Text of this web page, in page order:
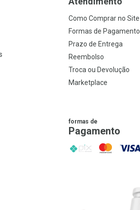
Como Comprar no Site
Formas de Pagamento
Prazo de Entrega
Reembolso
Troca ou Devolução
Marketplace
formas de
Pagamento
PIX MasterCard
VISA